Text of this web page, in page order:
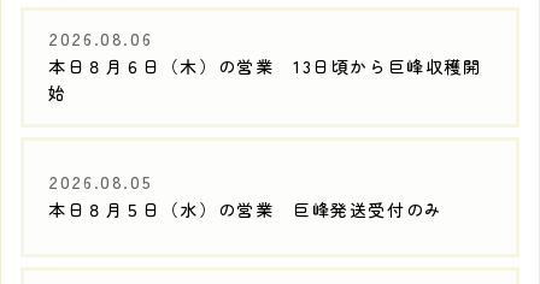
2026.08.06
本日８月６日（木）の営業 13日頃から巨峰収穫開
始
2026.08.05
本日８月５日（水）の営業 巨峰発送受付のみ